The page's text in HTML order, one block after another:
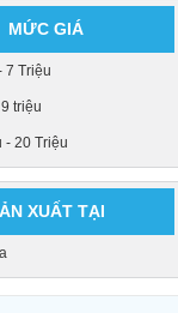
MỨC GIÁ
7 Triệu
triệu
- 20 Triệu
XUẤT TẠI